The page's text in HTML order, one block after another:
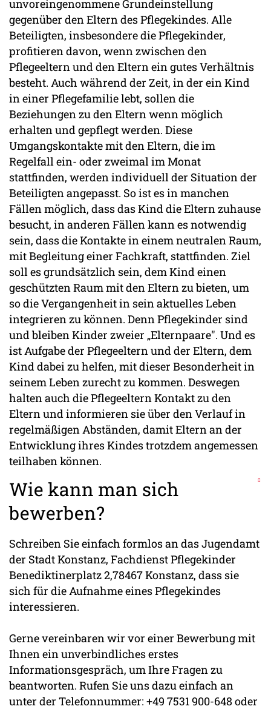
unvoreingenommene Grundeinstellung
gegenüber den Eltern des Pflegekindes. Alle
Beteiligten, insbesondere die Pflegekinder,
profitieren davon, wenn zwischen den
Pflegeeltern und den Eltern ein gutes Verhältnis
besteht. Auch während der Zeit, in der ein Kind
in einer Pflegefamilie lebt, sollen die
Beziehungen zu den Eltern wenn möglich
erhalten und gepflegt werden. Diese
Umgangskontakte mit den Eltern, die im
Regelfall ein- oder zweimal im Monat
stattfinden, werden individuell der Situation der
Beteiligten angepasst. So ist es in manchen
Fällen möglich, dass das Kind die Eltern zuhause
besucht, in anderen Fällen kann es notwendig
sein, dass die Kontakte in einem neutralen Raum,
mit Begleitung einer Fachkraft, stattfinden. Ziel
soll es grundsätzlich sein, dem Kind einen
geschützten Raum mit den Eltern zu bieten, um
so die Vergangenheit in sein aktuelles Leben
integrieren zu können. Denn Pflegekinder sind
und bleiben Kinder zweier „Elternpaare". Und es
ist Aufgabe der Pflegeeltern und der Eltern, dem
Kind dabei zu helfen, mit dieser Besonderheit in
seinem Leben zurecht zu kommen. Deswegen
halten auch die Pflegeeltern Kontakt zu den
Eltern und informieren sie über den Verlauf in
regelmäßigen Abständen, damit Eltern an der
Entwicklung ihres Kindes trotzdem angemessen
teilhaben können.
Wie kann man sich
bewerben?
Schreiben Sie einfach formlos an das Jugendamt
der Stadt Konstanz, Fachdienst Pflegekinder
Benediktinerplatz 2,78467 Konstanz, dass sie
sich für die Aufnahme eines Pflegekindes
interessieren.
Gerne vereinbaren wir vor einer Bewerbung mit
Ihnen ein unverbindliches erstes
Informationsgespräch, um Ihre Fragen zu
beantworten. Rufen Sie uns dazu einfach an
unter der Telefonnummer: +49 7531 900-648 oder